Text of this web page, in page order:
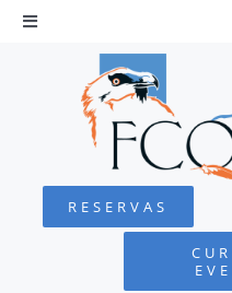
Saltar
Toggle
Navigation
QUEBRANTAHUESOS
FUNDACIÓN
RESERVAS